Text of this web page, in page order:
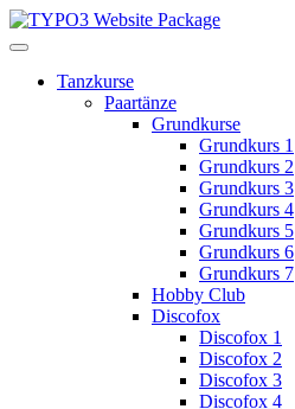
Tanzkurse
Paartänze
Grundkurse
Grundkurs 1
Grundkurs 2
Grundkurs 3
Grundkurs 4
Grundkurs 5
Grundkurs 6
Grundkurs 7
Hobby Club
Discofox
Discofox 1
Discofox 2
Discofox 3
Discofox 4